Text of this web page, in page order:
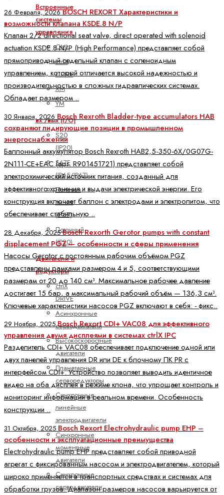
Встроенные
системы
управления
CML
ctrlX
CORE
XM
YM
вх./вых (I/O)
S20
(IP20)
S67E
(IP65/IP67)
Полевая
линия
(IP67)
Поточный
(IP20)
Двигатели и
редукторы
ctrlX
DRIVE
Асинхронные
серводвигатели
Высокоскоростные
двигатели
Планетарные
серворедукторы
Синхронные
линейные
электродвигатели
Синхронные
моментные
двигатели
Синхронные
серводвигатели
26 Февраля, 2026BOSCH REXORT Характеристики и
возможности клапана KSDE.8 N/P
Клапан 2/2 directional seat valve, direct operated with solenoid
actuation KSDE.8 N/P (High Performance) представляет собой
прямоприводный седельный клапан с соленоидным
управлением, который отличается высокой надежностью и
производительностью в сложных гидравлических системах.
Обладает размером ..
30 Января, 2026 Bosch Rexroth Bladder-type accumulators HAB
сохраняют лидирующие позиции в промышленном
энергоснабжении
Баллонный аккумулятор Bosch Rexroth HAB2,5-350-6X/0G07G-
2N111-CE+EAC (арт. R901451721) представляет собой
электрохимический источник питания, созданный для
эффективного хранения и выдачи электрической энергии. Его
конструкция включает баллон с электродами и электролитом, что
обеспечивает стабильную ..
28 Декабря, 2025Bosch Rexorth Gerotor pumps with constant
displacement PGZ — особенности и сферы применения
Насосы Gerotor с постоянным рабочим объёмом PGZ
представлены рамками размером 4 и 5, соответствующими
размерам от 20 до 140 см³. Максимальное рабочее давление
достигает 15 бар, а максимальный рабочий объём — 136,3 см³.
Ключевые характеристики насосов PGZ включают в себя: - фикс..
29 Ноября, 2025Bosch Rexort CDI+ VAC08 для эффективного
управления двумя дисплеями в системах ctrlX IPC
Разделитель CDI+ VAC08 обеспечивает подключение одной или
двух панелей управления DR или DE к блочному ПК PR с
интерфейсом CDI+. Устройство позволяет выводить идентичное
видео на оба дисплея в режиме клона, что упрощает контроль и
мониторинг информации в реальном времени. Особенность
конструкции ..
31 Октября, 2025 Bosch Rexort Electrohydraulic pump EHP –
особенности и эксплуатационные преимущества
Electrohydraulic pump EHP представляет собой приводной
агрегат с фиксированным насосом и электродвигателем, который
широко применяется в транспортных средствах и системах для
обработки грузов. Диапазон размеров насосов варьируется от